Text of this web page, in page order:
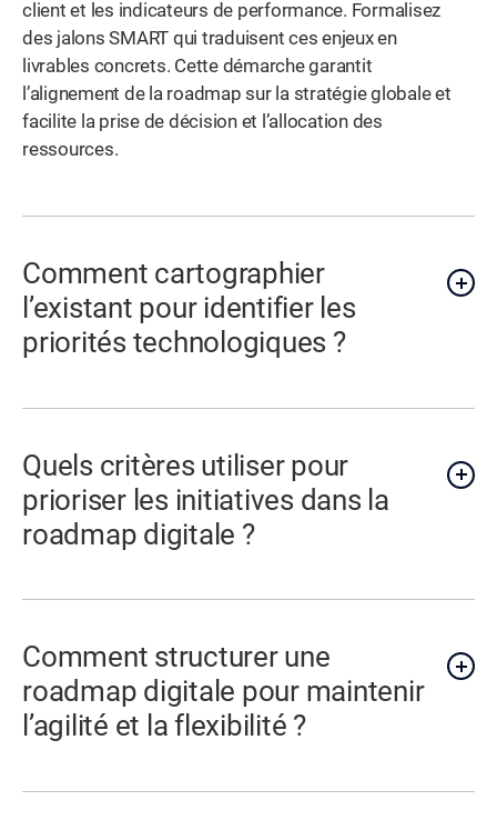
client et les indicateurs de performance. Formalisez
des jalons SMART qui traduisent ces enjeux en
livrables concrets. Cette démarche garantit
l’alignement de la roadmap sur la stratégie globale et
facilite la prise de décision et l’allocation des
ressources.
Comment cartographier
l’existant pour identifier les
priorités technologiques ?
Quels critères utiliser pour
prioriser les initiatives dans la
roadmap digitale ?
Comment structurer une
roadmap digitale pour maintenir
l’agilité et la flexibilité ?